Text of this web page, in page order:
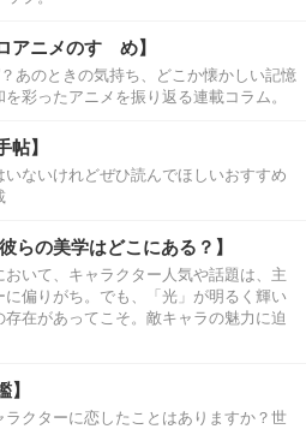
アニメのすゝめ】
あのときの気持ち、どこか懐かしい記憶
彩ったアニメを振り返る連載コラム。
帖】
いないけれどぜひ読んでほしいおすすめ
らの美学はどこにある？】
おいて、キャラクター人気や話題は、主
に偏りがち。でも、「光」が明るく輝い
在があってこそ。敵キャラの魅力に迫
】
ラクターに恋したことはありますか？世